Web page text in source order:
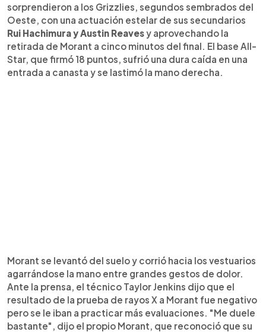
sorprendieron a los Grizzlies, segundos sembrados del
Oeste, con una actuación estelar de sus secundarios
Rui Hachimura y Austin Reavesy aprovechando la
retirada de Morant a cinco minutos del final. El base All-
Star, que firmó 18 puntos, sufrió una dura caída en una
entrada a canasta y se lastimó la mano derecha.
Morant se levantó del suelo y corrió hacia los vestuarios
agarrándose la mano entre grandes gestos de dolor.
Ante la prensa, el técnico Taylor Jenkins dijo que el
resultado de la prueba de rayos X a Morant fue negativo
pero se le iban a practicar más evaluaciones. "Me duele
bastante", dijo el propio Morant, que reconoció que su